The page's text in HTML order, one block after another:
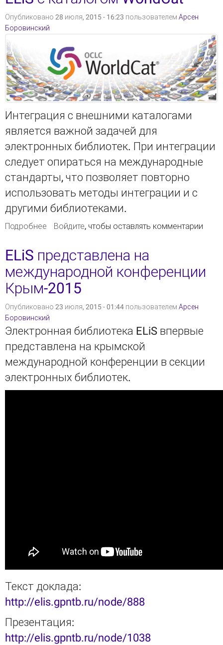
Опубликовано 28 июля, 2015 - 16:23 пользователем Арсен
Боровинский
Интеграция с внешними каталогами
является важной задачей для
электронных библиотек. При интеграции
следует опираться на международные
стандарты, что позволяет повторно
использовать методы интеграции и с
другими библиотеками.
Подробнее о Верифицирована интеграция ELiS с
Войдите, чтобы оставлять комментарии
ELiS представлена на
международной конференции
Крым-2015
Опубликовано 23 июля, 2015 - 01:44 пользователем Арсен
Боровинский
Электронная библиотека ELiS впервые
представлена на крымской
международной конференции в секции
электронных библиотек.
Текст доклада:
http://elis.gpntb.ru/node/888
Презентация:
http://elis.gpntb.ru/node/1038